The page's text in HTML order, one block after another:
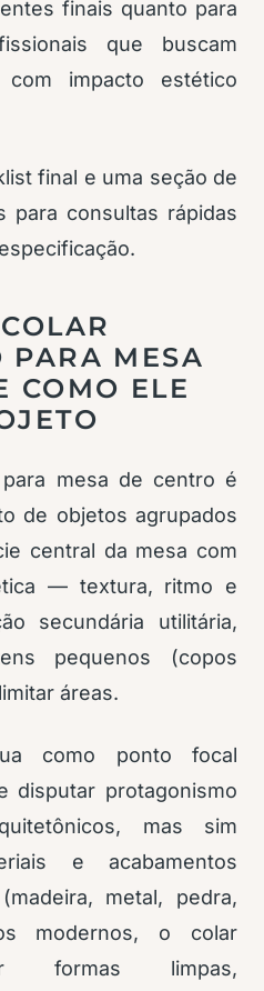
finais quanto para
que buscam
com impacto estético
final e uma seção de
para consultas rápidas
PARA MESA
COMO ELE
mesa de centro é
de objetos agrupados
central da mesa com
— textura, ritmo e
secundária utilitária,
pequenos (copos
áreas.
como ponto focal
disputar protagonismo
mas sim
e acabamentos
metal, pedra,
modernos, o colar
formas limpas,